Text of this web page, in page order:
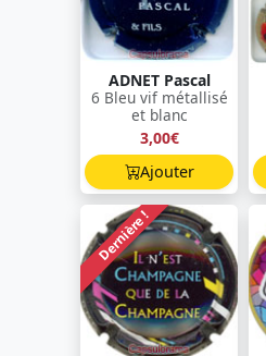
ADNET Pascal
6 Bleu vif métallisé
et blanc
3,00€
Ajouter
Dernière !